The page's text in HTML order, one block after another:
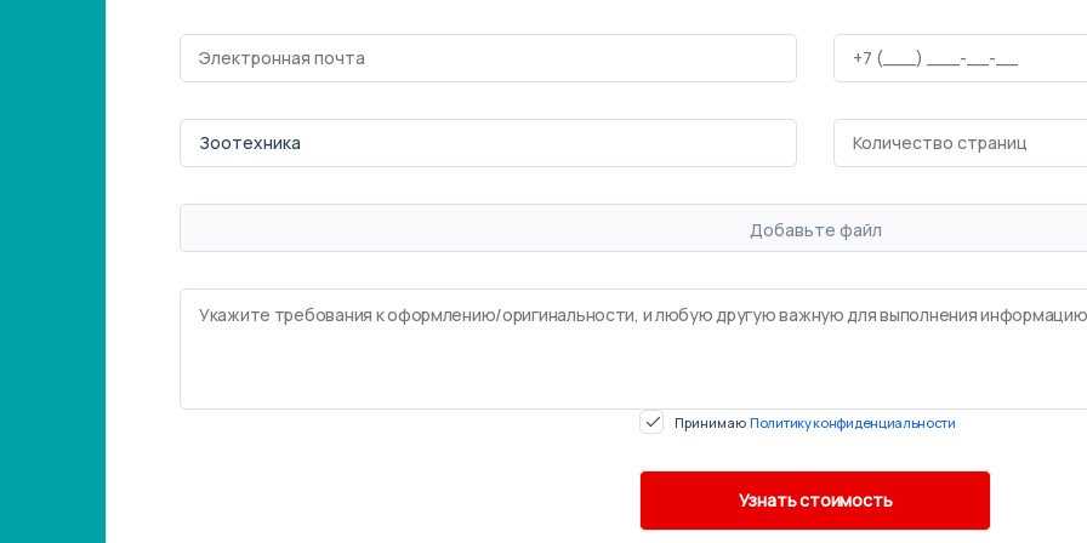
Добавьте файл
Принимаю Политику конфиденциальности